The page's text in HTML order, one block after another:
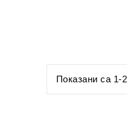
Показани са 1-